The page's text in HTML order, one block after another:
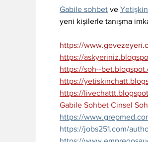
Gabile sohbet ve
yeni kişilerle tanışma
https://
https://
https://soh--
https://
https://
Gabile Sohbet Cinsel
https://
https://jobs251.com/